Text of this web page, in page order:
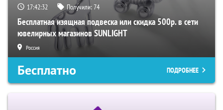
17:42:32 Получили:74
Бесплатная изящная подвеска или скидка 500р. в сети
ювелирных магазинов SUNLIGHT
Россия
Бесплатно ПОДРОБНЕЕ